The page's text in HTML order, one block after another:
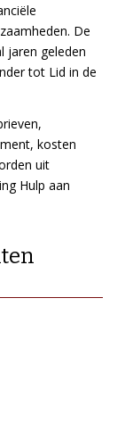
De
jaren geleden
tot Lid in de
kosten
uit
Hulp aan